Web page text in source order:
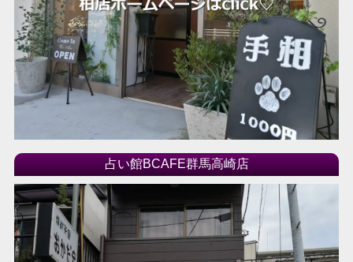
占い館BCAFE群馬高崎店